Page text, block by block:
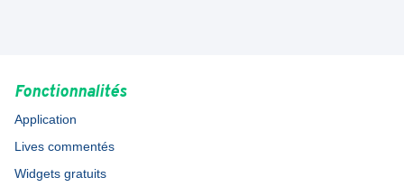
Fonctionnalités
Application
Lives commentés
Widgets gratuits